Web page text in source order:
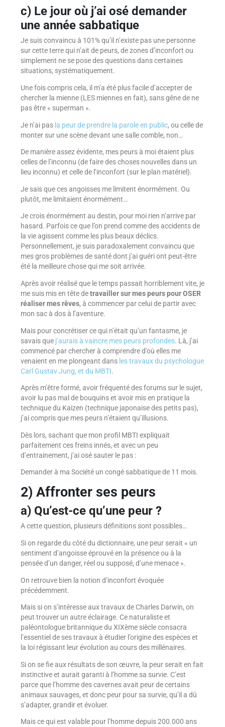
c) Le jour où j’ai osé demander
une année sabbatique
Je suis convaincu à 101% qu’il n’existe pas une personne
sur cette terre qui n’ait de peurs, de zones d’inconfort ou
simplement ne se pose des questions dans certaines
situations, systématiquement.
Une fois compris cela, il m’a été plus facile d’accepter de
chercher la mienne (LES miennes en fait), sans gêne de ne
pas être « superman ».
Je n’ai pas la peur de prendre la parole en public, ou celle de
monter sur une scène devant une salle comble, non…
De manière assez évidente, mes peurs à moi étaient plus
celles de l’inconnu (de faire des choses nouvelles dans un
lieu inconnu) et celle de l’inconfort (sur le plan matériel).
Je sais que ces angoisses me limitent énormément. Ou
plutôt, me limitaient énormément…
Je crois énormément au destin, pour moi rien n’arrive par
hasard. Parfois ce que l’on prend comme des accidents de
la vie agissent comme les plus beaux déclics.
Personnellement, je suis paradoxalement convaincu que
mes gros problèmes de santé dont j’ai guéri ont peut-être
été la meilleure chose qui me soit arrivée.
Après avoir réalisé que le temps passait horriblement vite, je
me suis mis en tête detravailler sur mes peurs pour OSER
réaliser mes rêves, à commencer par celui de partir avec
mon sac à dos à l’aventure.
Mais pour concrétiser ce qui n’était qu’un fantasme, je
savais que j’aurais à vaincre mes peurs profondes. Là, j’ai
commencé par chercher à comprendre d’où elles me
venaient en me plongeant dans les travaux du psychologue
Carl Gustav Jung, et du MBTI.
Après m’être formé, avoir fréquenté des forums sur le sujet,
avoir lu pas mal de bouquins et avoir mis en pratique la
technique du Kaizen (technique japonaise des petits pas),
j’ai compris que mes peurs n’étaient qu’illusions.
Dès lors, sachant que mon profil MBTI expliquait
parfaitement ces freins innés, et avec un peu
d’entrainement, j’ai osé sauter le pas :
Demander à ma Société un congé sabbatique de 11 mois.
2) Affronter ses peurs
a) Qu’est-ce qu’une peur ?
A cette question, plusieurs définitions sont possibles…
Si on regarde du côté du dictionnaire, une peur serait « un
sentiment d’angoisse éprouvé en la présence ou à la
pensée d’un danger, réel ou supposé, d’une menace ».
On retrouve bien la notion d’inconfort évoquée
précédemment.
Mais si on s’intéresse aux travaux de Charles Darwin, on
peut trouver un autre éclairage. Ce naturaliste et
paléontologue britannique du XIXème siècle consacra
l’essentiel de ses travaux à étudier l’origine des espèces et
la loi régissant leur évolution au cours des millénaires.
Si on se fie aux résultats de son œuvre, la peur serait en fait
instinctive et aurait garanti à l’homme sa survie. C’est
parce que l’homme des cavernes avait peur de certains
animaux sauvages, et donc peur pour sa survie, qu’il a dû
s’adapter, grandir et évoluer.
Mais ce qui est valable pour l’homme depuis 200.000 ans